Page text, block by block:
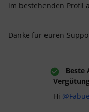
im bestehenden Profil
Danke für euren
Beste
Hi